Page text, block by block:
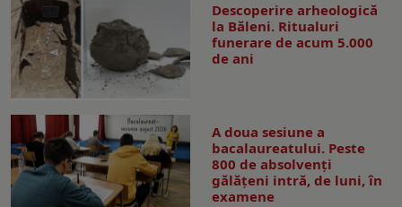
Descoperire arheologică
la Băleni. Ritualuri
funerare de acum 5.000
de ani
A doua sesiune a
bacalaureatului. Peste
800 de absolvenţi
gălăţeni intră, de luni, în
examene